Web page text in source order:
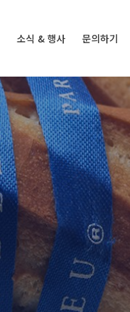
소식 & 행사 문의하기